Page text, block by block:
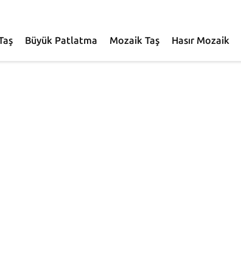
Büyük Patlatma Mozaik Taş Hasır Mozaik